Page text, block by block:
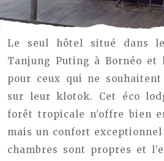
Le seul hôtel situé dans
Tanjung Puting à Bornéo et
pour ceux qui ne
sur leur klotok. Cet éco
forêt tropicale n’offre bien
mais un confort
chambres sont propres et